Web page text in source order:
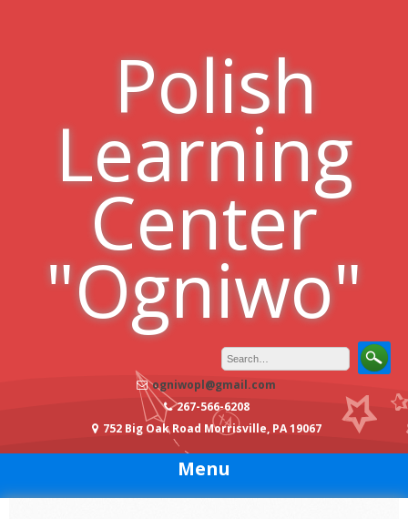
Polish
Learning
Center
"Ogniwo"
ogniwopl@gmail.com
267-566-6208
752 Big Oak Road Morrisville, PA 19067
Menu